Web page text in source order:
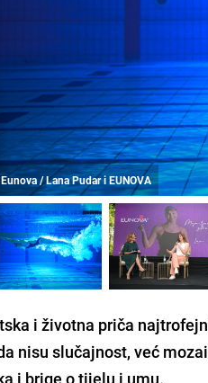
/ Lana Pudar i EUNOVA
i životna priča
nisu slučajnost, već
i brige o tijelu i umu.